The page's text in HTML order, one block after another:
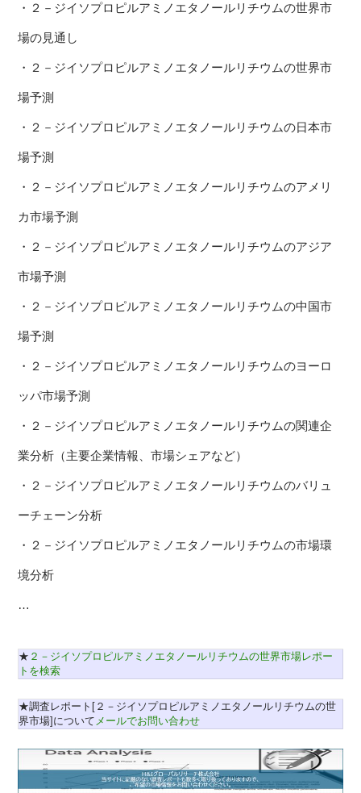
・２－ジイソプロピルアミノエタノールリチウムの世界市
場の見通し
・２－ジイソプロピルアミノエタノールリチウムの世界市
場予測
・２－ジイソプロピルアミノエタノールリチウムの日本市
場予測
・２－ジイソプロピルアミノエタノールリチウムのアメリ
カ市場予測
・２－ジイソプロピルアミノエタノールリチウムのアジア
市場予測
・２－ジイソプロピルアミノエタノールリチウムの中国市
場予測
・２－ジイソプロピルアミノエタノールリチウムのヨーロ
ッパ市場予測
・２－ジイソプロピルアミノエタノールリチウムの関連企
業分析（主要企業情報、市場シェアなど）
・２－ジイソプロピルアミノエタノールリチウムのバリュ
ーチェーン分析
・２－ジイソプロピルアミノエタノールリチウムの市場環
境分析
…
★ ２－ジイソプロピルアミノエタノールリチウムの世界市場レポー
トを検索
★調査レポート[２－ジイソプロピルアミノエタノールリチウムの世
界市場]について メールでお問い合わせ